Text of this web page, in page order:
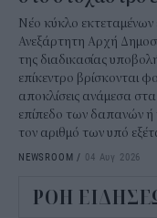
Νέο κύκλο εκτεταμένων
Ανεξάρτητη Αρχή
της διαδικασίας
επίκεντρο βρίσκονται
αποκλίσεις ανάμεσα
επίπεδο των δαπανών ή
τον αριθμό των υπό
NEWSROOM / 04 Αυγ 2026
ΡΟΗ